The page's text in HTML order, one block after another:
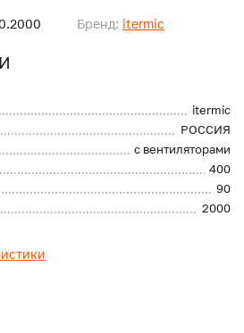
Бренд: itermic
itermic
РОССИЯ
с вентиляторами
400
90
2000